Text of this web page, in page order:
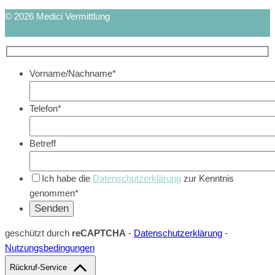
© 2026 Medici Vermittlung
Vorname/Nachname*
Telefon*
Betreff
Ich habe die Datenschutzerklärung zur Kenntnis
genommen*
geschützt durch reCAPTCHA - Datenschutzerklärung -
Nutzungsbedingungen
Rückruf-Service